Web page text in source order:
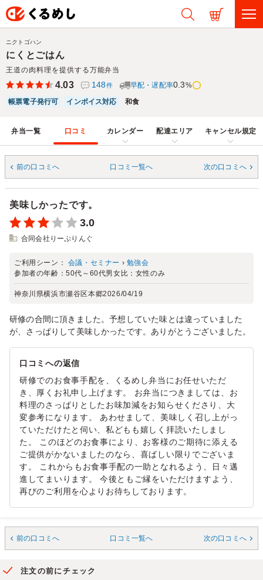
にくとごはん
王道の肉料理を提供する万能弁当
ニクトゴハン
4.03 148件 早配・遅配率0.3%
帳票電子発行可
インボイス対応 和食
弁当一覧 口コミ カレンダー 配達エリア キャンセル規定
前の口コミへ 口コミ一覧へ 次の口コミへ
美味しかったです。
3.0
合同会社りーぷりんぐ
ご利用シーン： 会議・セミナー › 勉強会
参加者の年齢：50代～60代男女比： 女性のみ
神奈川県横浜市瀬谷区本郷2026/04/19
研修の合間に頂きました。予想していた味とは違っていました
が、さっぱりして美味しかったです。ありがとうございました。
口コミへの返信
研修でのお食事手配を、くるめし弁当にお任せいただ
き、厚くお礼申し上げます。 お弁当につきましては、お
料理のさっぱりとしたお味加減をお知らせくださり、大
変参考になります。 あわせまして、美味しく召し上がっ
ていただけたと伺い、私どもも嬉しく拝読いたしまし
た。 このほどのお食事により、お客様のご期待に添える
ご提供がかないましたのなら、喜ばしい限りでございま
す。 これからもお食事手配の一助となれるよう、日々邁
進してまいります。 今後ともご縁をいただけますよう、
再びのご利用を心よりお待ちしております。
前の口コミへ 口コミ一覧へ 次の口コミへ
注文の前にチェック